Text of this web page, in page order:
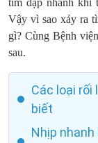
tim đập nhanh khi
Vậy vì sao xảy ra
gì? Cùng Bệnh
sau.
Các loại rối
biết
Nhịp